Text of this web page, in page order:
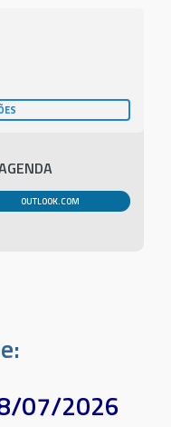
OUTLOOK.COM
07/2026